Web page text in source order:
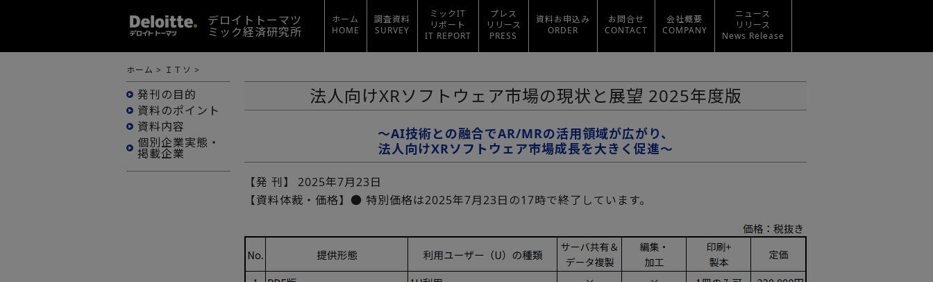
デロイトトーマツ
ミック経済研究所
ホーム
HOME
調査資料
SURVEY
ミックIT
リポート
IT REPORT
プレス
リリース
PRESS
資料お申込み
ORDER
お問合せ
CONTACT
会社概要
COMPANY
ニュース
リリース
News Release
ホーム > ＩＴソ >
発刊の目的
資料のポイント
資料内容
個別企業実態・
掲載企業
法人向けXRソフトウェア市場の現状と展望 2025年度版
～AI技術との融合でAR/MRの活用領域が広がり、
法人向けXRソフトウェア市場成長を大きく促進～
【発 刊】
2025年7月23日
【資料体裁・価格】● 特別価格は2025年7月23日の17時で終了しています。